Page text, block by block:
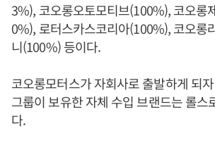
3%), 코오롱오토모티브(100%), 코오롱
0%), 로터스카스코리아(100%), 코오롱
니(100%) 등이다.
코오롱모터스가 자회사로 출발하게 되
그룹이 보유한 자체 수입 브랜드는 롤스
다.